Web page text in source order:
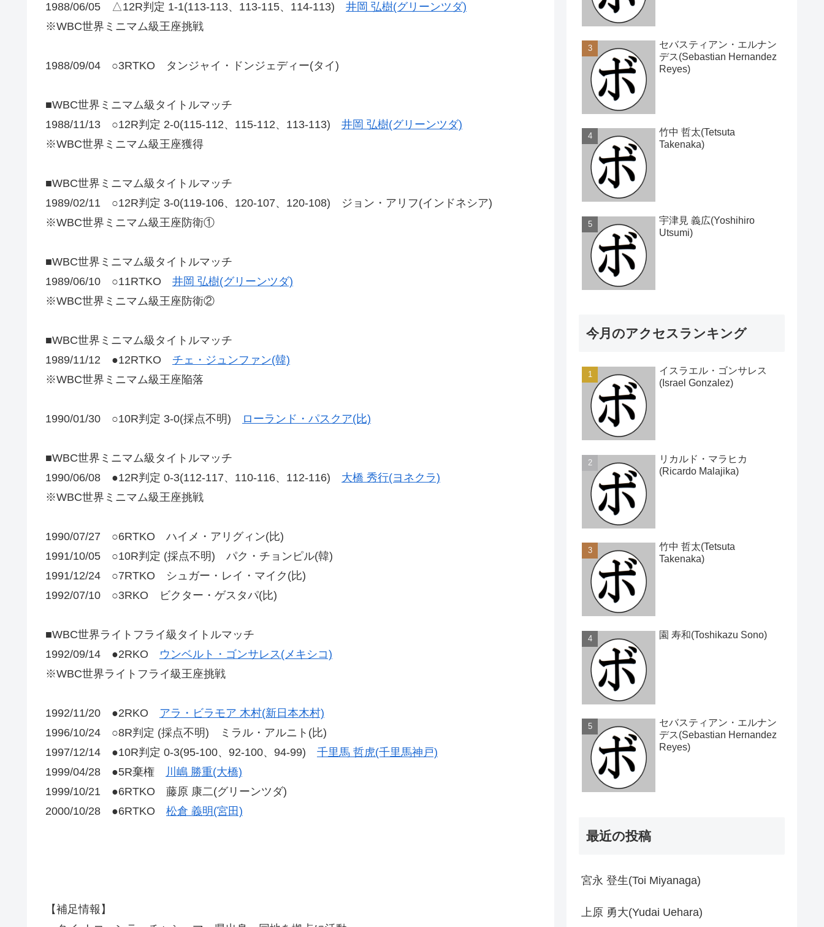
1988/06/05 △12R判定 1-1(113-113、113-115、114-113) 井岡 弘樹(グリーンツダ)
※WBC世界ミニマム級王座挑戦
1988/09/04 ○3RTKO タンジャイ・ドンジェディー(タイ)
■WBC世界ミニマム級タイトルマッチ
1988/11/13 ○12R判定 2-0(115-112、115-112、113-113) 井岡 弘樹(グリーンツダ)
※WBC世界ミニマム級王座獲得
■WBC世界ミニマム級タイトルマッチ
1989/02/11 ○12R判定 3-0(119-106、120-107、120-108) ジョン・アリフ(インドネシア)
※WBC世界ミニマム級王座防衛①
■WBC世界ミニマム級タイトルマッチ
1989/06/10 ○11RTKO 井岡 弘樹(グリーンツダ)
※WBC世界ミニマム級王座防衛②
■WBC世界ミニマム級タイトルマッチ
1989/11/12 ●12RTKO チェ・ジュンファン(韓)
※WBC世界ミニマム級王座陥落
1990/01/30 ○10R判定 3-0(採点不明) ローランド・パスクア(比)
■WBC世界ミニマム級タイトルマッチ
1990/06/08 ●12R判定 0-3(112-117、110-116、112-116) 大橋 秀行(ヨネクラ)
※WBC世界ミニマム級王座挑戦
1990/07/27 ○6RTKO ハイメ・アリグィン(比)
1991/10/05 ○10R判定 (採点不明) パク・チョンピル(韓)
1991/12/24 ○7RTKO シュガー・レイ・マイク(比)
1992/07/10 ○3RKO ビクター・ゲスタパ(比)
■WBC世界ライトフライ級タイトルマッチ
1992/09/14 ●2RKO ウンベルト・ゴンサレス(メキシコ)
※WBC世界ライトフライ級王座挑戦
1992/11/20 ●2RKO アラ・ビラモア 木村(新日本木村)
1996/10/24 ○8R判定 (採点不明) ミラル・アルニト(比)
1997/12/14 ●10R判定 0-3(95-100、92-100、94-99) 千里馬 哲虎(千里馬神戸)
1999/04/28 ●5R棄権
川嶋 勝重(大橋)
1999/10/21 ●6RTKO 藤原 康二(グリーンツダ)
2000/10/28 ●6RTKO 松倉 義明(宮田)
【補足情報】
セバスティアン・エルナン
デス(Sebastian Hernandez
Reyes)
竹中 哲太(Tetsuta
Takenaka)
宇津見 義広(Yoshihiro
Utsumi)
今月のアクセスランキング
イスラエル・ゴンサレス
(Israel Gonzalez)
リカルド・マラヒカ
(Ricardo Malajika)
竹中 哲太(Tetsuta
Takenaka)
園 寿和(Toshikazu Sono)
セバスティアン・エルナン
デス(Sebastian Hernandez
Reyes)
最近の投稿
宮永 登生(Toi Miyanaga)
上原 勇大(Yudai Uehara)